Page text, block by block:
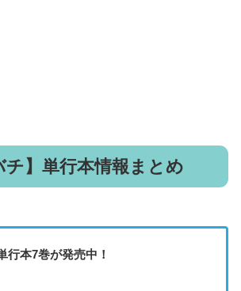
チ】単行本情報まとめ
行本7巻が発売中！